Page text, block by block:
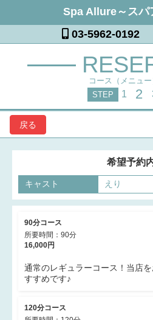
Spa Allure～スパ
03-5962-0192
コース（メニュ
STEP
1 2
戻る
希望予約
キャスト えり
90分コース
所要時間：90分
16,000円
通常のレギュラーコース！当店
すすめです♪
120分コース